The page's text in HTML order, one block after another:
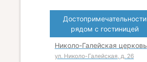
Достопримечательности
рядом с гостиницей
Николо-Галейская церковь
ул. Николо-Галейская, д. 26